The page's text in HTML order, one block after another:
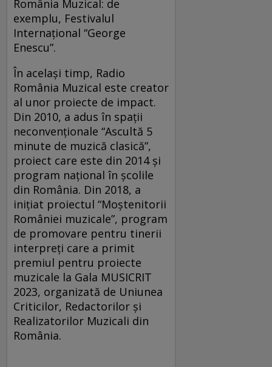
România Muzical: de
exemplu, Festivalul
Internațional “George
Enescu”.
În același timp, Radio
România Muzical este creator
al unor proiecte de impact.
Din 2010, a adus în spații
neconvenționale “Ascultă 5
minute de muzică clasică”,
proiect care este din 2014 și
program național în școlile
din România. Din 2018, a
inițiat proiectul “Moștenitorii
României muzicale”, program
de promovare pentru tinerii
interpreți care a primit
premiul pentru proiecte
muzicale la Gala MUSICRIT
2023, organizată de Uniunea
Criticilor, Redactorilor și
Realizatorilor Muzicali din
România.